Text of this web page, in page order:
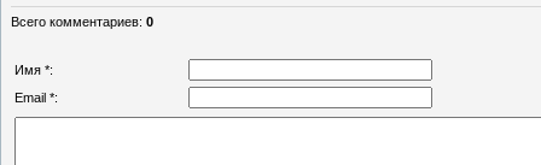
Всего комментариев: 0
Имя *:
Email *: